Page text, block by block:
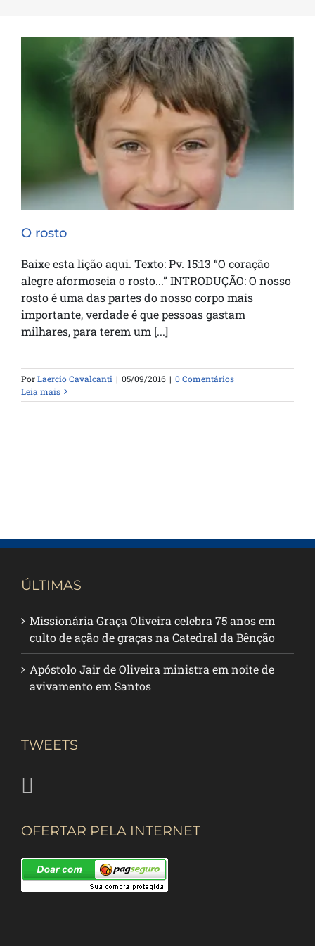
O rosto
O rosto
Baixe esta lição aqui. Texto: Pv. 15:13 “O coração
alegre aformoseia o rosto...” INTRODUÇÃO: O nosso
rosto é uma das partes do nosso corpo mais
importante, verdade é que pessoas gastam
milhares, para terem um [...]
PorLaercio Cavalcanti | 05/09/2016 | 0 Comentários
Leia mais
ÚLTIMAS
Missionária Graça Oliveira celebra 75 anos em
culto de ação de graças na Catedral da Bênção
Apóstolo Jair de Oliveira ministra em noite de
avivamento em Santos
TWEETS
OFERTAR PELA INTERNET